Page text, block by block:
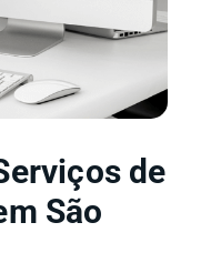
de
São